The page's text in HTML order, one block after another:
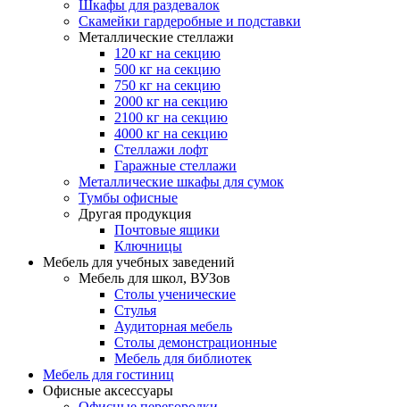
Шкафы для раздевалок
Скамейки гардеробные и подставки
Металлические стеллажи
120 кг на секцию
500 кг на секцию
750 кг на секцию
2000 кг на секцию
2100 кг на секцию
4000 кг на секцию
Стеллажи лофт
Гаражные стеллажи
Металлические шкафы для сумок
Тумбы офисные
Другая продукция
Почтовые ящики
Ключницы
Мебель для учебных заведений
Мебель для школ, ВУЗов
Столы ученические
Стулья
Аудиторная мебель
Столы демонстрационные
Мебель для библиотек
Мебель для гостиниц
Офисные аксессуары